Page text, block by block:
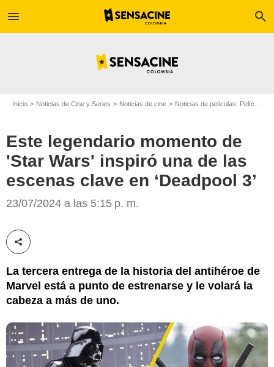
menu search
Inicio Noticias de Cine y Series Noticias de cine Noticias de películas: Película - ¿Sabías que...?
Este legendario momento de
'Star Wars' inspiró una de las
escenas clave en ‘Deadpool 3’
23/07/2024 a las 5:15 p. m.
Compartir esta noticia
La tercera entrega de la historia del antihéroe de
Marvel está a punto de estrenarse y le volará la
cabeza a más de uno.
SensaCine Colombia